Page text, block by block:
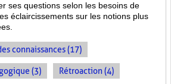
ses questions selon les besoins de
éclaircissements sur les notions plus
connaissances (17)
(3) Rétroaction (4)